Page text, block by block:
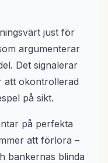
just för
argumenterar
Det signalerar
att okontrollerad
på sikt.
på perfekta
att förlora –
bankernas blinda